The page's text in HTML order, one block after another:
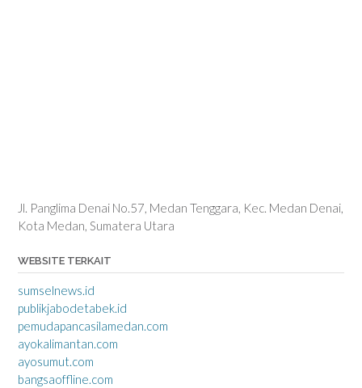
Jl. Panglima Denai No.57, Medan Tenggara, Kec. Medan Denai,
Kota Medan, Sumatera Utara
WEBSITE TERKAIT
sumselnews.id
publikjabodetabek.id
pemudapancasilamedan.com
ayokalimantan.com
ayosumut.com
bangsaoffline.com